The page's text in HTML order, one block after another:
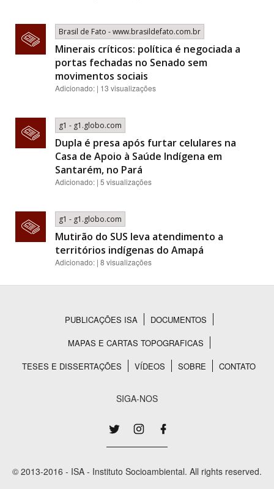
Brasil de Fato - www.brasildefato.com.br
Minerais críticos: política é negociada a
portas fechadas no Senado sem
movimentos sociais
Adicionado: | 13 visualizações
g1 - g1.globo.com
Dupla é presa após furtar celulares na
Casa de Apoio à Saúde Indígena em
Santarém, no Pará
Adicionado: | 5 visualizações
g1 - g1.globo.com
Mutirão do SUS leva atendimento a
territórios indígenas do Amapá
Adicionado: | 8 visualizações
Rodapé
PUBLICAÇÕES ISA
DOCUMENTOS
MAPAS E CARTAS TOPOGRAFICAS
TESES E DISSERTAÇÕES
VÍDEOS SOBRE CONTATO
SIGA-NOS
© 2013-2016 - ISA - Instituto Socioambiental. All rights reserved.